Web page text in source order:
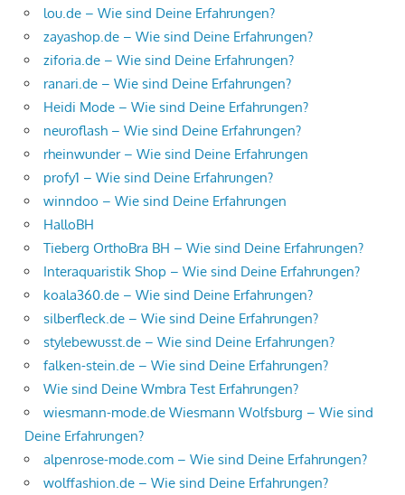
lou.de – Wie sind Deine Erfahrungen?
zayashop.de – Wie sind Deine Erfahrungen?
ziforia.de – Wie sind Deine Erfahrungen?
ranari.de – Wie sind Deine Erfahrungen?
Heidi Mode – Wie sind Deine Erfahrungen?
neuroflash – Wie sind Deine Erfahrungen?
rheinwunder – Wie sind Deine Erfahrungen
profy1 – Wie sind Deine Erfahrungen?
winndoo – Wie sind Deine Erfahrungen
HalloBH
Tieberg OrthoBra BH – Wie sind Deine Erfahrungen?
Interaquaristik Shop – Wie sind Deine Erfahrungen?
koala360.de – Wie sind Deine Erfahrungen?
silberfleck.de – Wie sind Deine Erfahrungen?
stylebewusst.de – Wie sind Deine Erfahrungen?
falken-stein.de – Wie sind Deine Erfahrungen?
Wie sind Deine Wmbra Test Erfahrungen?
wiesmann-mode.de Wiesmann Wolfsburg – Wie sind
Deine Erfahrungen?
alpenrose-mode.com – Wie sind Deine Erfahrungen?
wolffashion.de – Wie sind Deine Erfahrungen?